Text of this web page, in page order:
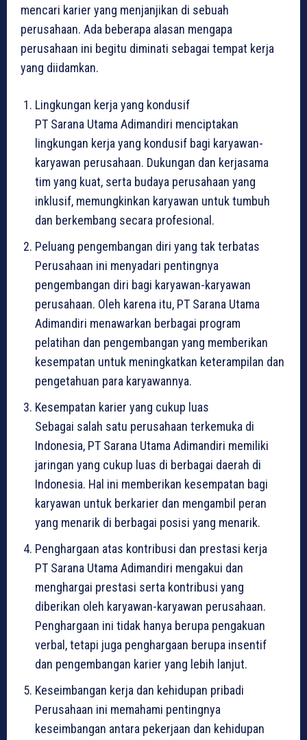
mencari karier yang menjanjikan di sebuah
perusahaan. Ada beberapa alasan mengapa
perusahaan ini begitu diminati sebagai tempat kerja
yang diidamkan.
Lingkungan kerja yang kondusif
PT Sarana Utama Adimandiri menciptakan
lingkungan kerja yang kondusif bagi karyawan-
karyawan perusahaan. Dukungan dan kerjasama
tim yang kuat, serta budaya perusahaan yang
inklusif, memungkinkan karyawan untuk tumbuh
dan berkembang secara profesional.
Peluang pengembangan diri yang tak terbatas
Perusahaan ini menyadari pentingnya
pengembangan diri bagi karyawan-karyawan
perusahaan. Oleh karena itu, PT Sarana Utama
Adimandiri menawarkan berbagai program
pelatihan dan pengembangan yang memberikan
kesempatan untuk meningkatkan keterampilan dan
pengetahuan para karyawannya.
Kesempatan karier yang cukup luas
Sebagai salah satu perusahaan terkemuka di
Indonesia, PT Sarana Utama Adimandiri memiliki
jaringan yang cukup luas di berbagai daerah di
Indonesia. Hal ini memberikan kesempatan bagi
karyawan untuk berkarier dan mengambil peran
yang menarik di berbagai posisi yang menarik.
Penghargaan atas kontribusi dan prestasi kerja
PT Sarana Utama Adimandiri mengakui dan
menghargai prestasi serta kontribusi yang
diberikan oleh karyawan-karyawan perusahaan.
Penghargaan ini tidak hanya berupa pengakuan
verbal, tetapi juga penghargaan berupa insentif
dan pengembangan karier yang lebih lanjut.
Keseimbangan kerja dan kehidupan pribadi
Perusahaan ini memahami pentingnya
keseimbangan antara pekerjaan dan kehidupan